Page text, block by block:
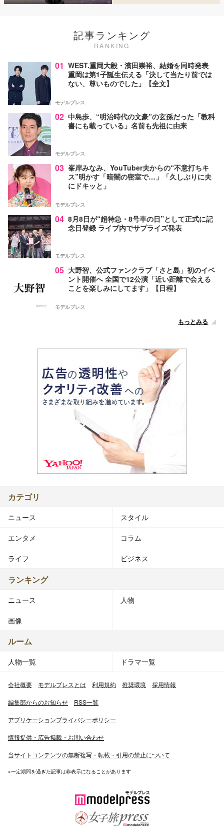
記事ランキング
RANKING
01 WEST.重岡大毅・濱田崇裕、結婚を同時発表
重岡は第1子誕生伝える「決して当たり前では
ない、尊いものでした」【全文】
モデルプレス
02 中島歩、“明治時代の文豪”の玄孫だった「教科
書にも載っている」名前も先祖に由来
モデルプレス
03 峯岸みなみ、YouTuber夫からの“不意打ちキ
ス”明かす「暗闇の密室で…」「久しぶりに夫
にドキッと」
モデルプレス
04 8月8日が“超特急・8号車の日”として正式に記
念日登録 ライブ内でサプライズ発表
モデルプレス
05 大野智、公式ファンクラブ「さと島」初のイベ
ント開催へ 全国で12公演「近い距離で会える
ことを楽しみにしてます」【日程】
モデルプレス
もっとみる
カテゴリ
ニュース スタイル
エンタメ コラム
ライフ ビジネス
ランキング
ニュース 人物
画像
ルーム
人物一覧 ドラマ一覧
会社概要 モデルプレスとは 利用規約 推奨環境 採用情報
編集部からのお知らせ RSS一覧
アプリケーションプライバシーポリシー
情報提供・広告掲載・お問い合わせ
当サイトコンテンツの無断複写・転載・引用の禁止について
※一定期間を過ぎた記事は非表示になることがあります